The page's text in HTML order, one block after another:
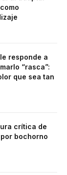
responde a
“rasca”:
que sea tan
crítica de
bochorno